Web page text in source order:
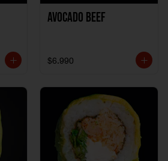
Avocado Beef
$6.990